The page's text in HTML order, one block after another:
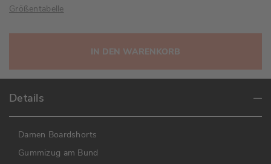
Größentabelle
IN DEN WARENKORB
Details
Damen Boardshorts
Gummizug am Bund